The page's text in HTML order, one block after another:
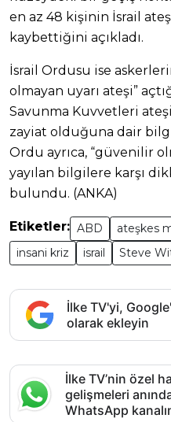
en az 48 kişinin İsrail
kaybettiğini açıkladı.
İsrail Ordusu ise
olmayan uyarı ateşi”
Savunma Kuvvetleri
zayiat olduğuna dair
Ordu ayrıca, “güvenilir
yayılan bilgilere karşı
bulundu. (ANKA)
Etiketler: ABD ateşkes
insani kriz
israil Steve
İlke TV'yi,
olarak ekleyin
İlke TV’nin özel
gelişmeleri
WhatsApp